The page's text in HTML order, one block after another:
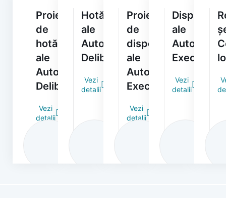
Proiecte
de
hotărâri
ale
Autorității
Deliberative
Vezi
detalii
Hotărâri
ale
Autorității
Deliberative
Vezi
detalii
Proiecte
de
dispoziții
ale
Autorității
Executive
Vezi
detalii
Dispoziții
ale
Autorității
Executive
Vezi
detalii